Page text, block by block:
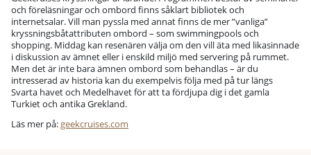
och föreläsningar och ombord finns såklart bibliotek och
internetsalar. Vill man pyssla med annat finns de mer ”vanliga”
kryssningsbåtattributen ombord – som swimmingpools och
shopping. Middag kan resenären välja om den vill äta med likasinnade
i diskussion av ämnet eller i enskild miljö med servering på rummet.
Men det är inte bara ämnen ombord som behandlas – är du
intresserad av historia kan du exempelvis följa med på tur längs
Svarta havet och Medelhavet för att ta fördjupa dig i det gamla
Turkiet och antika Grekland.
Läs mer på: geekcruises.com